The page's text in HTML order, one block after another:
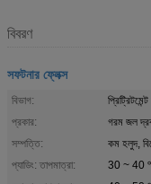
বিবরণ
সফটনার ফ্লেক্স
বিভাগ:
প্রকার:
গরম জল
সম্পত্তি:
কম হলুদ,
প্যাডিং: তাপমাত্রা:
30 ~